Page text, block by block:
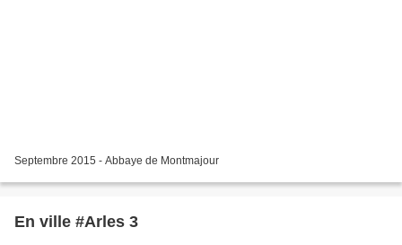
Septembre 2015 - Abbaye de Montmajour
En ville #Arles 3